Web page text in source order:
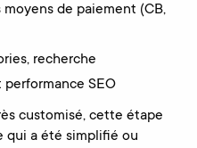
de paiement (CB,
recherche
performance SEO
customisé, cette étape
qui a été simplifié ou